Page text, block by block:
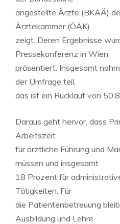
angestellte Ärzte (BKAÄ)
Ärztekammer (ÖÄK)
zeigt. Deren Ergebnisse
Pressekonferenz in Wien
präsentiert. Insgesamt
der Umfrage teil,
das ist ein Rücklauf von
Daraus geht hervor, dass
Arbeitszeit
für ärztliche Führung und
müssen und insgesamt
18 Prozent für
Tätigkeiten. Für
die Patientenbetreuung
Ausbildung und Lehre